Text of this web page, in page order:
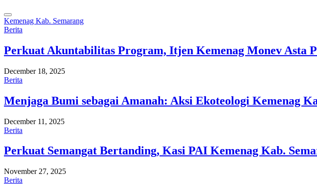
Kemenag Kab. Semarang
Berita
Perkuat Akuntabilitas Program, Itjen Kemenag Monev Asta
December 18, 2025
Berita
Menjaga Bumi sebagai Amanah: Aksi Ekoteologi Kemenag
December 11, 2025
Berita
Perkuat Semangat Bertanding, Kasi PAI Kemenag Kab.
November 27, 2025
Berita